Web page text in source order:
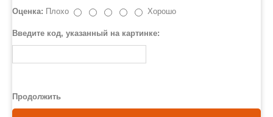
Оценка: Плохо Хорошо
Введите код, указанный на картинке:
Продолжить